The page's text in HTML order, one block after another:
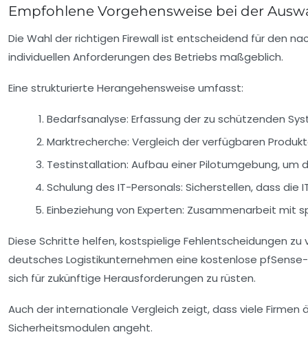
Empfohlene Vorgehensweise bei der
Die Wahl der richtigen Firewall ist entscheidend für den
individuellen Anforderungen des Betriebs maßgeblich.
Eine strukturierte Herangehensweise umfasst:
Bedarfsanalyse: Erfassung der zu schützenden
Marktrecherche: Vergleich der verfügbaren
Testinstallation: Aufbau einer Pilotumgebung, um
Schulung des IT-Personals: Sicherstellen, dass die
Einbeziehung von Experten: Zusammenarbeit mit
Diese Schritte helfen, kostspielige Fehlentscheidungen
deutsches Logistikunternehmen eine kostenlose
sich für zukünftige Herausforderungen zu rüsten.
Auch der internationale Vergleich zeigt, dass viele
Sicherheitsmodulen angeht.